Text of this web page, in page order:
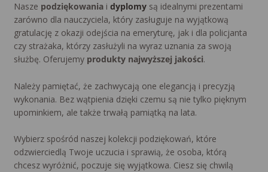
Nasze podziękowaniai dyplomysą idealnymi prezentami
zarówno dla nauczyciela, który zasługuje na wyjątkową
gratulację z okazji odejścia na emeryturę, jak i dla policjanta
czy strażaka, którzy zasłużyli na wyraz uznania za swoją
służbę. Oferujemy produkty najwyższej jakości.
Należy pamiętać, że zachwycają one elegancją i precyzją
wykonania. Bez wątpienia dzięki czemu są nie tylko pięknym
upominkiem, ale także trwałą pamiątką na lata.
Wybierz spośród naszej kolekcji podziękowań, które
odzwierciedlą Twoje uczucia i sprawią, że osoba, którą
chcesz wyróżnić, poczuje się wyjątkowa. Ciesz się chwilą